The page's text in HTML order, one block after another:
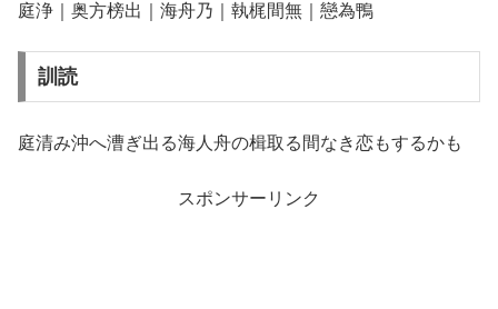
庭浄｜奥方榜出｜海舟乃｜執梶間無｜戀為鴨
訓読
庭清み沖へ漕ぎ出る海人舟の楫取る間なき恋もするかも
スポンサーリンク